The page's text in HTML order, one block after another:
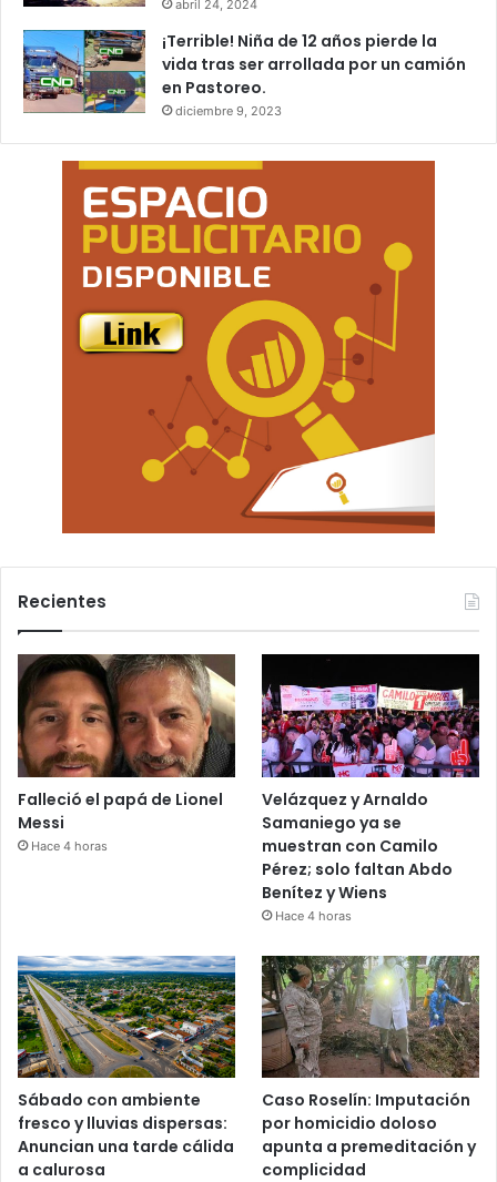
abril 24, 2024
¡Terrible! Niña de 12 años pierde la
vida tras ser arrollada por un camión
en Pastoreo.
diciembre 9, 2023
Recientes
Falleció el papá de Lionel
Messi
Hace 4 horas
Velázquez y Arnaldo
Samaniego ya se
muestran con Camilo
Pérez; solo faltan Abdo
Benítez y Wiens
Hace 4 horas
Sábado con ambiente
fresco y lluvias dispersas:
Anuncian una tarde cálida
a calurosa
Caso Roselín: Imputación
por homicidio doloso
apunta a premeditación y
complicidad